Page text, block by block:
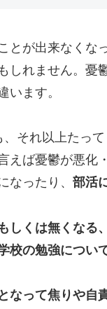
とが出来なくな
しれません。憂
います。
、それ以上たっ
えば憂鬱が悪化
なったり、 部活
しくは無くなる
校の勉強につい
なって焦りや自